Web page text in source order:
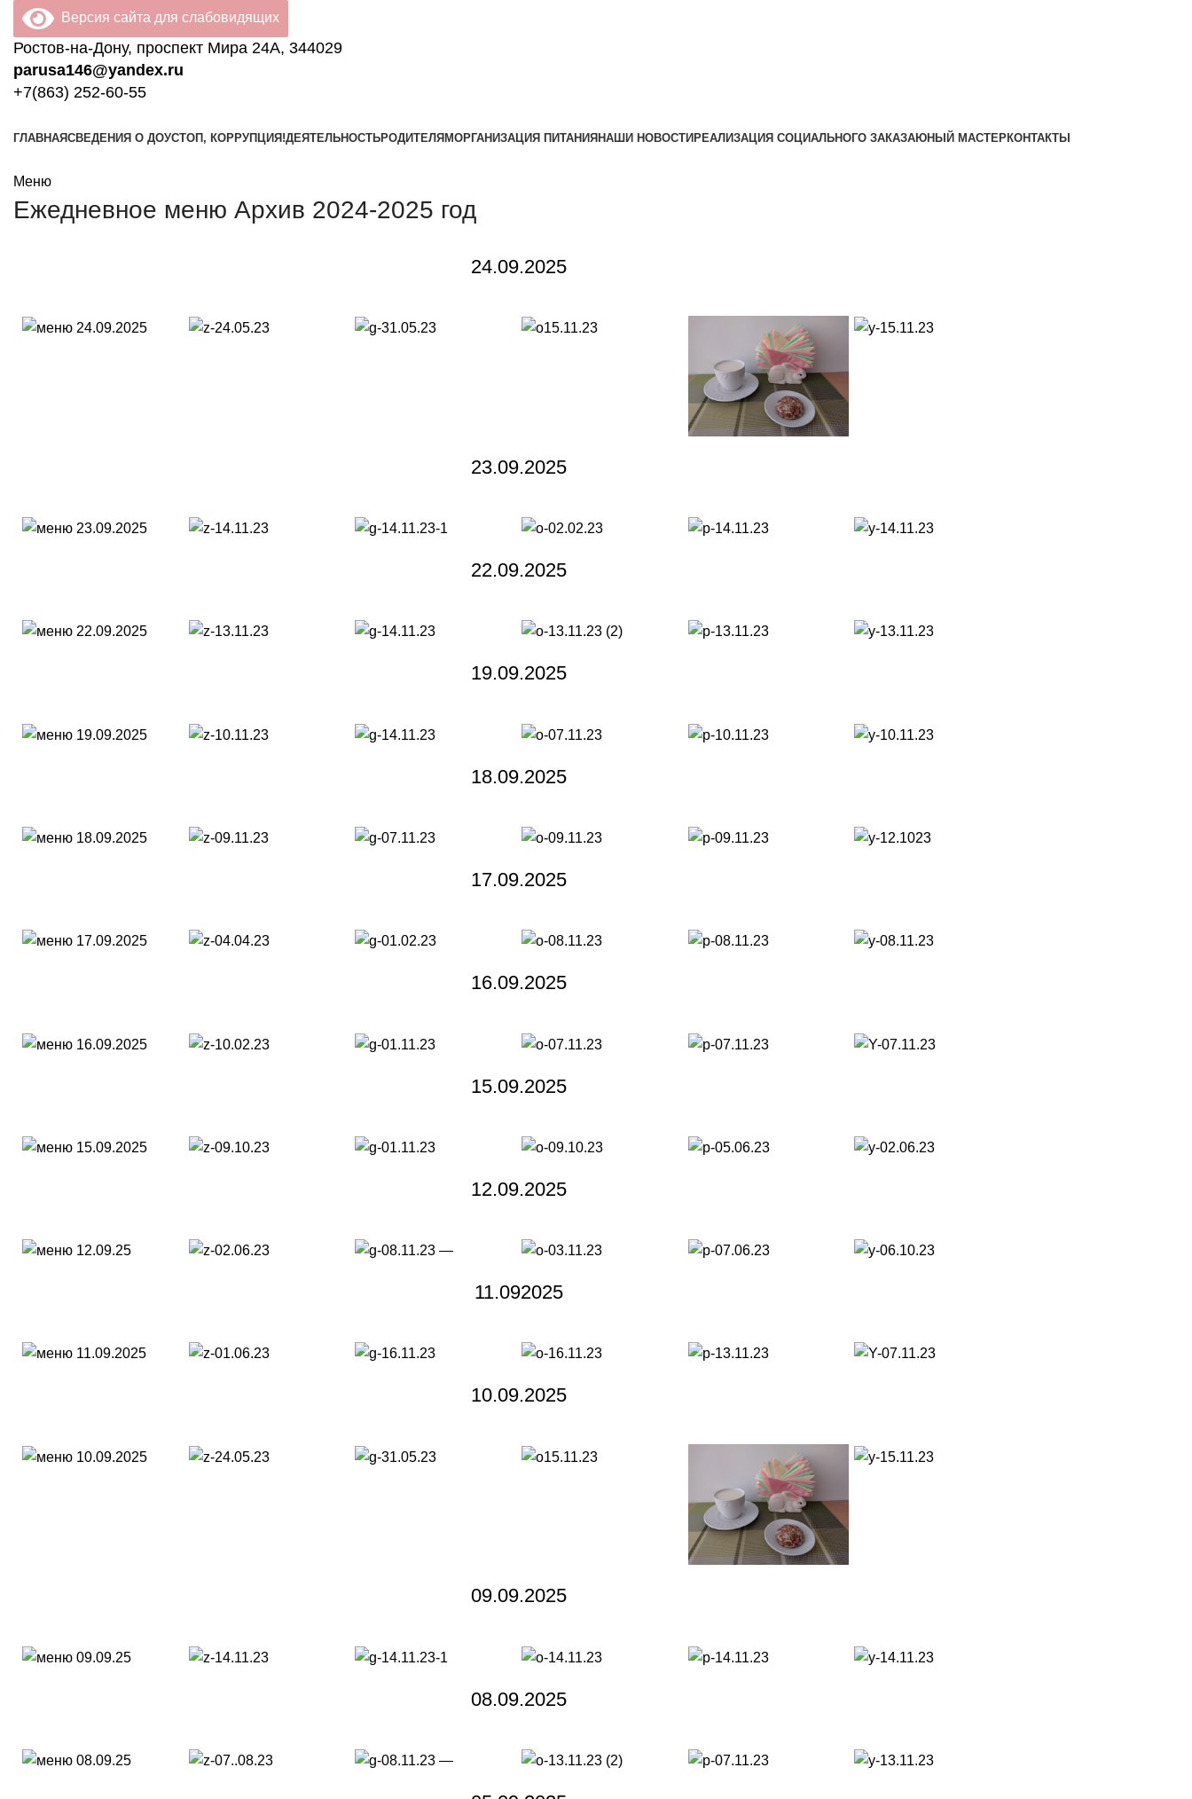
Версия сайта для слабовидящих
Ростов-на-Дону, проспект Мира 24А, 344029
parusa146@yandex.ru
+7(863) 252-60-55
ГЛАВНАЯСВЕДЕНИЯ О ДОУСТОП, КОРРУПЦИЯ!ДЕЯТЕЛЬНОСТЬРОДИТЕЛЯМОРГАНИЗАЦИЯ ПИТАНИЯ НАШИ НОВОСТИ РЕАЛИЗАЦИЯ СОЦИАЛЬНОГО ЗАКАЗАЮНЫЙ МАСТЕРКОНТАКТЫ
Меню
Ежедневное меню Архив 2024-2025 год
24.09.2025
23.09.2025
22.09.2025
19.09.2025
18.09.2025
17.09.2025
16.09.2025
15.09.2025
12.09.2025
11.092025
10.09.2025
09.09.2025
08.09.2025